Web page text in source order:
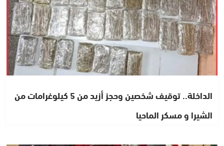
الداخلة.. توقيف شخصين وحجز أزيد من 5 كيلوغرامات من
الشيرا و مسكر الماحيا